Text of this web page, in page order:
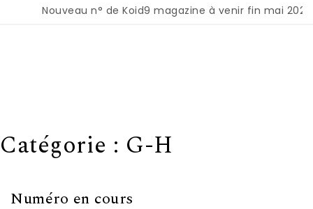
Nouveau n° de Koid9 magazine à venir fin mai 2026
Catégorie : G-H
Numéro en cours